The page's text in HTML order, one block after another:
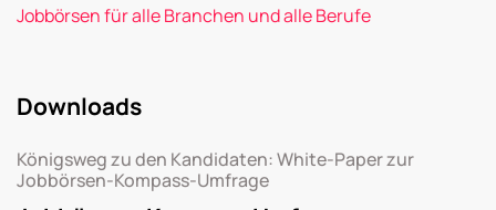
Jobbörsen für alle Branchen und alle Berufe
Downloads
Königsweg zu den Kandidaten: White-Paper zur
Jobbörsen-Kompass-Umfrage